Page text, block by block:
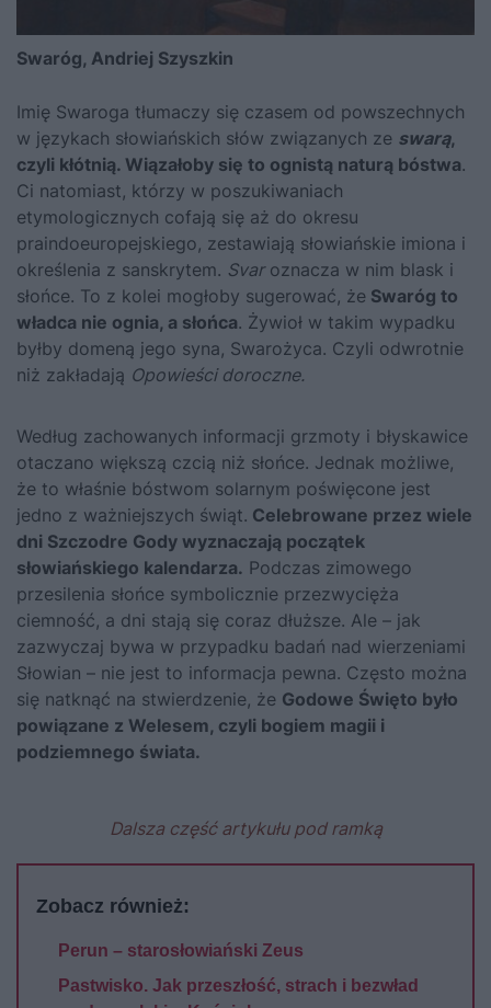
Swaróg, Andriej Szyszkin
Imię Swaroga tłumaczy się czasem od powszechnych
w językach słowiańskich słów związanych ze swarą,
czyli kłótnią. Wiązałoby się to ognistą naturą bóstwa.
Ci natomiast, którzy w poszukiwaniach
etymologicznych cofają się aż do okresu
praindoeuropejskiego, zestawiają słowiańskie imiona i
określenia z sanskrytem. Svaroznacza w nim blask i
słońce. To z kolei mogłoby sugerować, że Swaróg to
władca nie ognia, a słońca. Żywioł w takim wypadku
byłby domeną jego syna, Swarożyca. Czyli odwrotnie
niż zakładają Opowieści doroczne.
Według zachowanych informacji grzmoty i błyskawice
otaczano większą czcią niż słońce. Jednak możliwe,
że to właśnie bóstwom solarnym poświęcone jest
jedno z ważniejszych świąt. Celebrowane przez wiele
dni Szczodre Gody wyznaczają początek
słowiańskiego kalendarza. Podczas zimowego
przesilenia słońce symbolicznie przezwycięża
ciemność, a dni stają się coraz dłuższe. Ale – jak
zazwyczaj bywa w przypadku badań nad wierzeniami
Słowian – nie jest to informacja pewna. Często można
się natknąć na stwierdzenie, że Godowe Święto było
powiązane z Welesem, czyli bogiem magii i
podziemnego świata.
Dalsza część artykułu pod ramką
Zobacz również:
Perun – starosłowiański Zeus
Pastwisko. Jak przeszłość, strach i bezwład